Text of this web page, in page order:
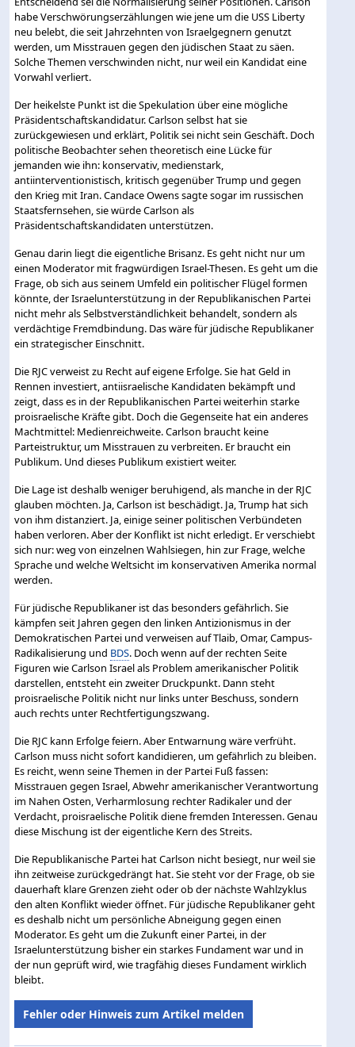
habe Verschwörungserzählungen wie jene um die USS Liberty
neu belebt, die seit Jahrzehnten von Israelgegnern genutzt
werden, um Misstrauen gegen den jüdischen Staat zu säen.
Solche Themen verschwinden nicht, nur weil ein Kandidat eine
Vorwahl verliert.
Der heikelste Punkt ist die Spekulation über eine mögliche
Präsidentschaftskandidatur. Carlson selbst hat sie
zurückgewiesen und erklärt, Politik sei nicht sein Geschäft. Doch
politische Beobachter sehen theoretisch eine Lücke für
jemanden wie ihn: konservativ, medienstark,
antiinterventionistisch, kritisch gegenüber Trump und gegen
den Krieg mit Iran. Candace Owens sagte sogar im russischen
Staatsfernsehen, sie würde Carlson als
Präsidentschaftskandidaten unterstützen.
Genau darin liegt die eigentliche Brisanz. Es geht nicht nur um
einen Moderator mit fragwürdigen Israel-Thesen. Es geht um die
Frage, ob sich aus seinem Umfeld ein politischer Flügel formen
könnte, der Israelunterstützung in der Republikanischen Partei
nicht mehr als Selbstverständlichkeit behandelt, sondern als
verdächtige Fremdbindung. Das wäre für jüdische Republikaner
ein strategischer Einschnitt.
Die RJC verweist zu Recht auf eigene Erfolge. Sie hat Geld in
Rennen investiert, antiisraelische Kandidaten bekämpft und
zeigt, dass es in der Republikanischen Partei weiterhin starke
proisraelische Kräfte gibt. Doch die Gegenseite hat ein anderes
Machtmittel: Medienreichweite. Carlson braucht keine
Parteistruktur, um Misstrauen zu verbreiten. Er braucht ein
Publikum. Und dieses Publikum existiert weiter.
Die Lage ist deshalb weniger beruhigend, als manche in der RJC
glauben möchten. Ja, Carlson ist beschädigt. Ja, Trump hat sich
von ihm distanziert. Ja, einige seiner politischen Verbündeten
haben verloren. Aber der Konflikt ist nicht erledigt. Er verschiebt
sich nur: weg von einzelnen Wahlsiegen, hin zur Frage, welche
Sprache und welche Weltsicht im konservativen Amerika normal
werden.
Für jüdische Republikaner ist das besonders gefährlich. Sie
kämpfen seit Jahren gegen den linken Antizionismus in der
Demokratischen Partei und verweisen auf Tlaib, Omar, Campus-
Radikalisierung und BDS. Doch wenn auf der rechten Seite
Figuren wie Carlson Israel als Problem amerikanischer Politik
darstellen, entsteht ein zweiter Druckpunkt. Dann steht
proisraelische Politik nicht nur links unter Beschuss, sondern
auch rechts unter Rechtfertigungszwang.
Die RJC kann Erfolge feiern. Aber Entwarnung wäre verfrüht.
Carlson muss nicht sofort kandidieren, um gefährlich zu bleiben.
Es reicht, wenn seine Themen in der Partei Fuß fassen:
Misstrauen gegen Israel, Abwehr amerikanischer Verantwortung
im Nahen Osten, Verharmlosung rechter Radikaler und der
Verdacht, proisraelische Politik diene fremden Interessen. Genau
diese Mischung ist der eigentliche Kern des Streits.
Die Republikanische Partei hat Carlson nicht besiegt, nur weil sie
ihn zeitweise zurückgedrängt hat. Sie steht vor der Frage, ob sie
dauerhaft klare Grenzen zieht oder ob der nächste Wahlzyklus
den alten Konflikt wieder öffnet. Für jüdische Republikaner geht
es deshalb nicht um persönliche Abneigung gegen einen
Moderator. Es geht um die Zukunft einer Partei, in der
Israelunterstützung bisher ein starkes Fundament war und in
der nun geprüft wird, wie tragfähig dieses Fundament wirklich
bleibt.
Fehler oder Hinweis zum Artikel melden